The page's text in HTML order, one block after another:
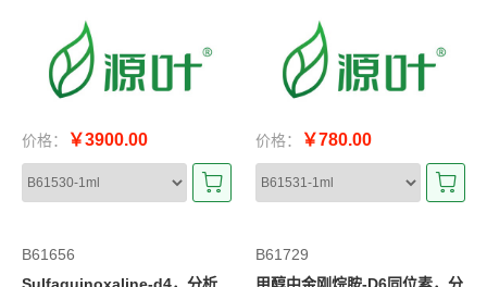
价格： ￥3900.00 价格： ￥780.00
B61656
B61729